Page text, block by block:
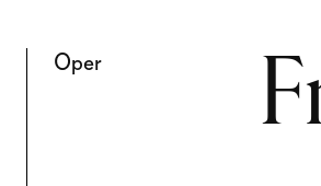
Oper